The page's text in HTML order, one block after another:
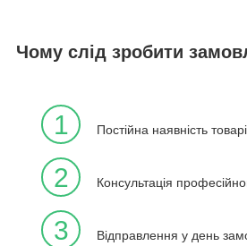
Чому слід зробити
1 Постійна наявність
2 Консультація
3 Відправлення у день